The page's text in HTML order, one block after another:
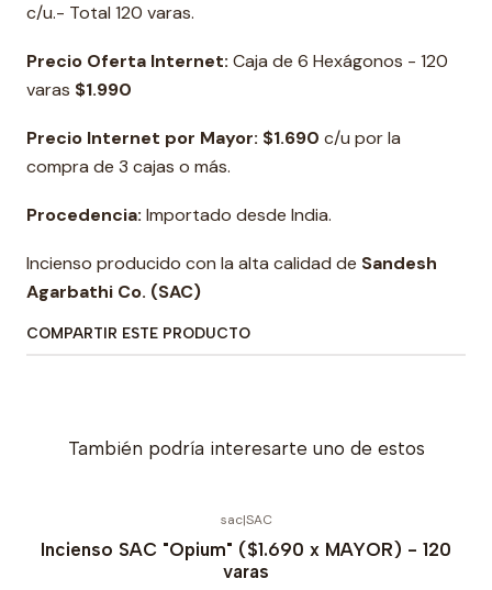
c/u.- Total 120 varas.
Precio Oferta Internet: Caja de 6 Hexágonos - 120
varas $1.990
Precio Internet por Mayor: $1.690 c/u por la
compra de 3 cajas o más.
Procedencia: Importado desde India.
Incienso producido con la alta calidad de Sandesh
Agarbathi Co. (SAC)
COMPARTIR ESTE PRODUCTO
También podría interesarte uno de estos
sac|SAC
Incienso SAC "Opium" ($1.690 x MAYOR) - 120
varas